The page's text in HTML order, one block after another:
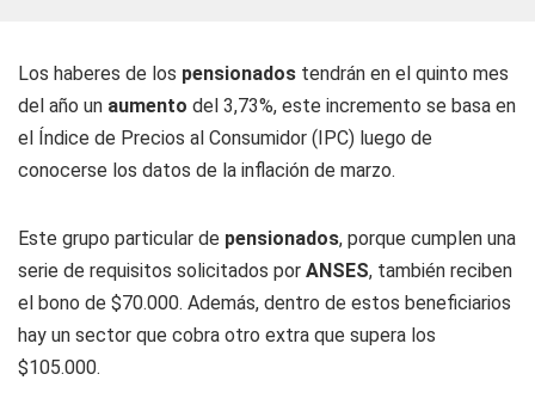
Los haberes de los pensionados tendrán en el quinto mes
del año un aumento del 3,73%, este incremento se basa en
el Índice de Precios al Consumidor (IPC) luego de
conocerse los datos de la inflación de marzo.
Este grupo particular de pensionados, porque cumplen una
serie de requisitos solicitados por ANSES, también reciben
el bono de $70.000. Además, dentro de estos beneficiarios
hay un sector que cobra otro extra que supera los
$105.000.